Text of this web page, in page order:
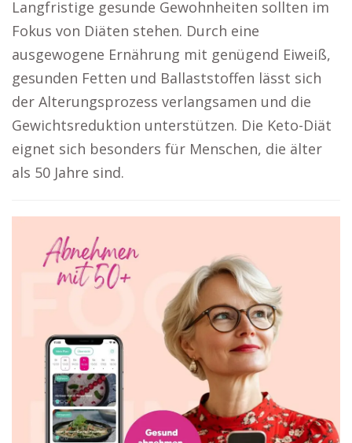
Langfristige gesunde Gewohnheiten sollten im
Fokus von Diäten stehen. Durch eine
ausgewogene Ernährung mit genügend Eiweiß,
gesunden Fetten und Ballaststoffen lässt sich
der Alterungsprozess verlangsamen und die
Gewichtsreduktion unterstützen. Die Keto-Diät
eignet sich besonders für Menschen, die älter
als 50 Jahre sind.